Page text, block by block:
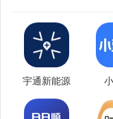
宇通新能源